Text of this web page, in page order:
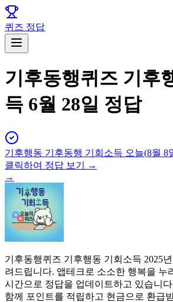
퀴즈 정답
기후동행퀴즈 기후
득 6월 28일 정답
기후행동 기후동행 기회소득 오늘(8월 8
클릭하여 정답 보기 →
→
기후동행퀴즈 기후행동 기회소득 2025
려드립니다. 앱테크로 소소한 행복을 누
시간으로 정답을 업데이트하고 있습니
함께 포인트를 적립하고 현금으로 환급